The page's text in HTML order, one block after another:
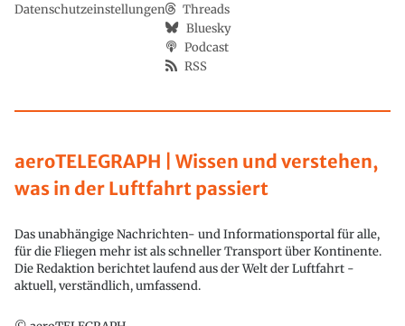
aeroTELEGRAPH | Wissen und verstehen,
was in der Luftfahrt passiert
Das unabhängige Nachrichten- und Informationsportal für alle,
für die Fliegen mehr ist als schneller Transport über Kontinente.
Die Redaktion berichtet laufend aus der Welt der Luftfahrt -
aktuell, verständlich, umfassend.
Datenschutzeinstellungen
Threads
Bluesky
Podcast
RSS